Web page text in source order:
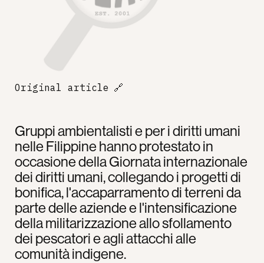
Gruppi ambientalisti e per i diritti umani
nelle Filippine hanno protestato in
occasione della Giornata internazionale
dei diritti umani, collegando i progetti di
bonifica, l'accaparramento di terreni da
parte delle aziende e l'intensificazione
della militarizzazione allo sfollamento
dei pescatori e agli attacchi alle
comunità indigene.
Original article 🔗